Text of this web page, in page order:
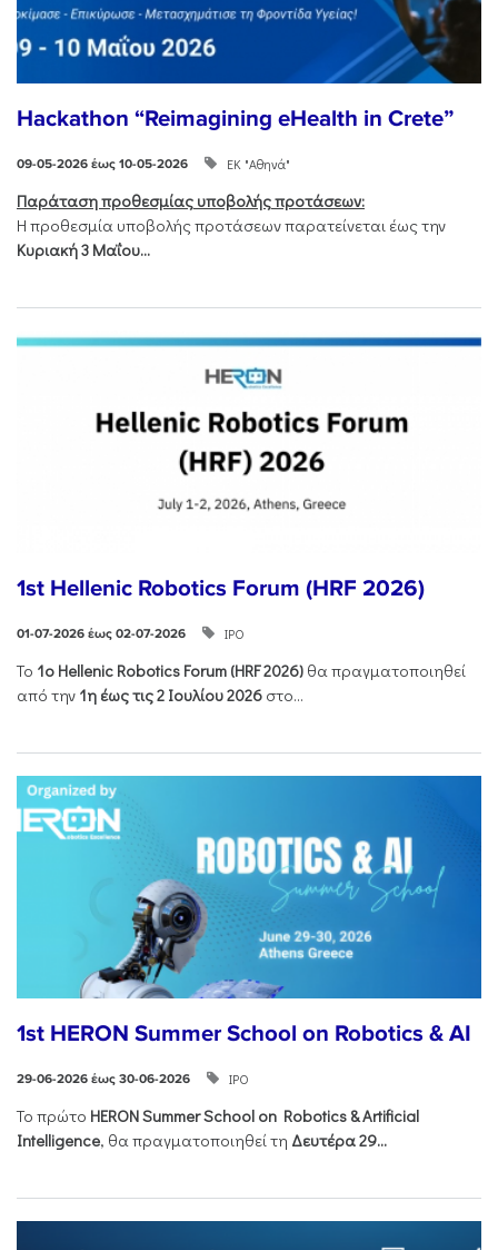
Hackathon “Reimagining eHealth in Crete”
09-05-2026 έως 10-05-2026 ΕΚ "Αθηνά"
Παράταση προθεσμίας υποβολής προτάσεων:
Η προθεσμία υποβολής προτάσεων παρατείνεται έως την
Κυριακή 3 Μαΐου...
1st Hellenic Robotics Forum (HRF 2026)
01-07-2026 έως 02-07-2026 ΙΡΟ
Το 1ο Hellenic Robotics Forum (HRF2026) θα πραγματοποιηθεί
από την 1η έως τις 2 Ιουλίου 2026 στο...
1st HERON Summer School on Robotics & AI
29-06-2026 έως 30-06-2026 ΙΡΟ
Το πρώτο HERONSummerSchool on Robotics &Artificial
Intelligence, θα πραγματοποιηθεί τη Δευτέρα 29...